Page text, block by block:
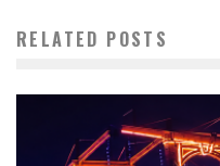
RELATED POSTS